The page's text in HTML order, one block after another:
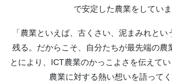
で安定した農業をしていま
「農業といえば、古くさい、泥まみれと
残る。だからこそ、自分たちが最先端の農
とにより、ICT農業のかっこよさを伝えてい
農業に対する熱い想いを語ってく